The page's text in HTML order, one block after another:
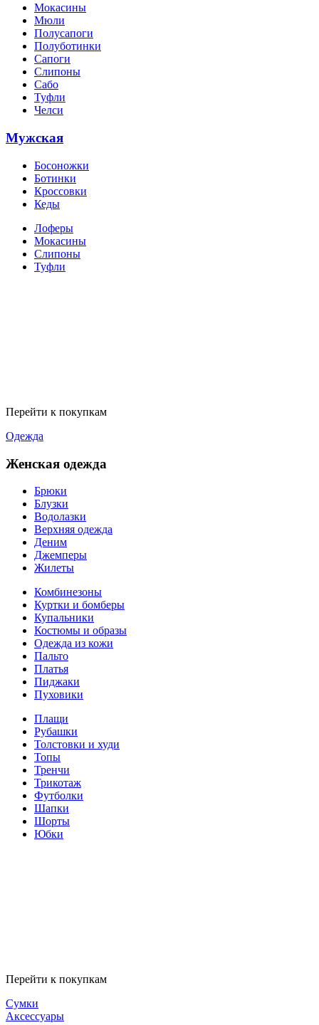
Мокасины
Мюли
Полусапоги
Полуботинки
Сапоги
Слипоны
Сабо
Туфли
Челси
Мужская
Босоножки
Ботинки
Кроссовки
Кеды
Лоферы
Мокасины
Слипоны
Туфли
Перейти к покупкам
Одежда
Женская одежда
Брюки
Блузки
Водолазки
Верхняя одежда
Деним
Джемперы
Жилеты
Комбинезоны
Куртки и бомберы
Купальники
Костюмы и образы
Одежда из кожи
Пальто
Платья
Пиджаки
Пуховики
Плащи
Рубашки
Толстовки и худи
Топы
Тренчи
Трикотаж
Футболки
Шапки
Шорты
Юбки
Перейти к покупкам
Сумки
Аксессуары